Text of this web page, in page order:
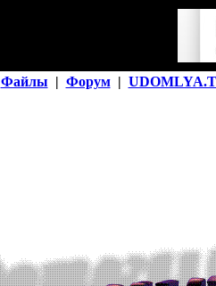
Файлы | Форум |